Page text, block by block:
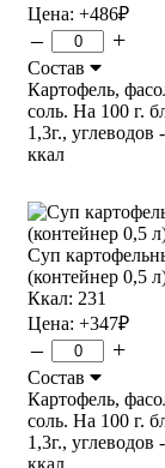
Цена: +486₽
– +
Состав
Картофель,
соль. На 100 г.
1,3г., углеводов
ккал
Суп
(контейнер 0,5
Ккал: 231
Цена: +347₽
– +
Состав
Картофель,
соль. На 100 г.
1,3г., углеводов
ккал